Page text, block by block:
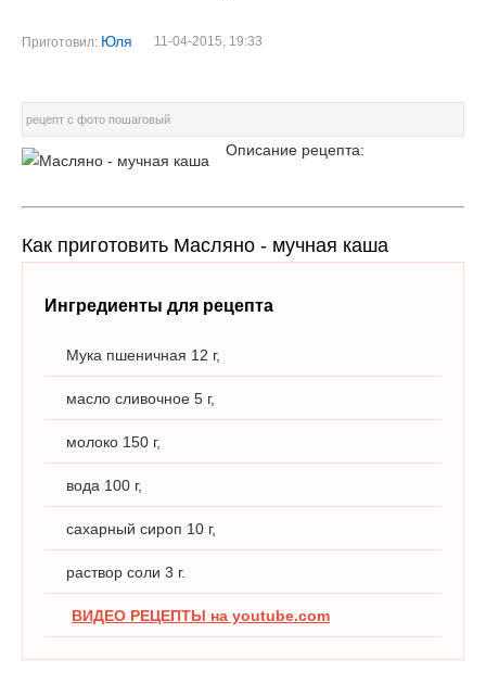
Приготовил: Юля 11-04-2015, 19:33
рецепт с фото пошаговый
Описание рецепта:
Как приготовить Масляно - мучная каша
Ингредиенты для рецепта
Мука пшеничная 12 г,
масло сливочное 5 г,
молоко 150 г,
вода 100 г,
сахарный сироп 10 г,
раствор соли 3 г.
ВИДЕО РЕЦЕПТЫ на youtube.com